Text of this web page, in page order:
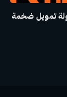
دولار بعد جولة تمويل ضخمة